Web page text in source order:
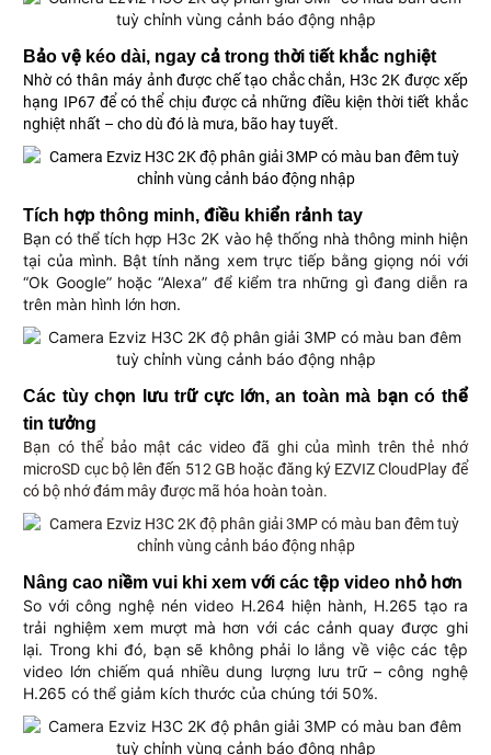
Bảo vệ kéo dài, ngay cả trong thời tiết khắc nghiệt
Nhờ có thân máy ảnh được chế tạo chắc chắn, H3c 2K được xếp
hạng IP67 để có thể chịu được cả những điều kiện thời tiết khắc
nghiệt nhất – cho dù đó là mưa, bão hay tuyết.
Tích hợp thông minh, điều khiển rảnh tay
Bạn có thể tích hợp H3c 2K vào hệ thống nhà thông minh hiện
tại của mình. Bật tính năng xem trực tiếp bằng giọng nói với
“Ok Google” hoặc “Alexa” để kiểm tra những gì đang diễn ra
trên màn hình lớn hơn.
Các tùy chọn lưu trữ cực lớn, an toàn mà bạn có thể
tin tưởng
Bạn có thể bảo mật các video đã ghi của mình trên thẻ nhớ
microSD cục bộ lên đến 512 GB hoặc đăng ký EZVIZ CloudPlay để
có bộ nhớ đám mây được mã hóa hoàn toàn.
Nâng cao niềm vui khi xem với các tệp video nhỏ hơn
So với công nghệ nén video H.264 hiện hành, H.265 tạo ra
trải nghiệm xem mượt mà hơn với các cảnh quay được ghi
lại. Trong khi đó, bạn sẽ không phải lo lắng về việc các tệp
video lớn chiếm quá nhiều dung lượng lưu trữ – công nghệ
H.265 có thể giảm kích thước của chúng tới 50%.